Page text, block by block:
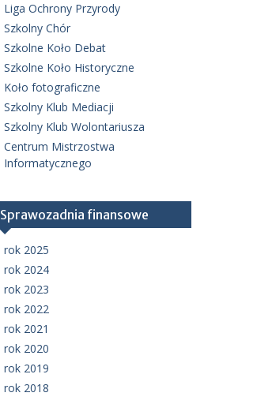
Liga Ochrony Przyrody
Szkolny Chór
Szkolne Koło Debat
Szkolne Koło Historyczne
Koło fotograficzne
Szkolny Klub Mediacji
Szkolny Klub Wolontariusza
Centrum Mistrzostwa
Informatycznego
Sprawozadnia finansowe
rok 2025
rok 2024
rok 2023
rok 2022
rok 2021
rok 2020
rok 2019
rok 2018